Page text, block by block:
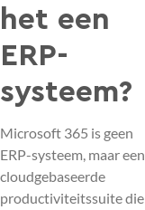
het een
ERP-
systeem?
Microsoft 365 is geen
ERP-systeem, maar een
cloudgebaseerde
productiviteitssuite die